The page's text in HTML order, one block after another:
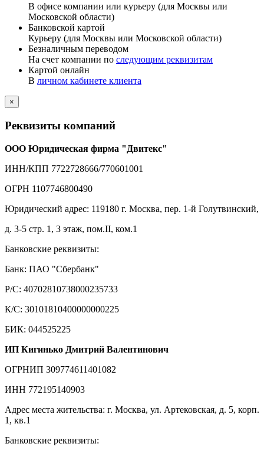
В офисе компании или курьеру (для Москвы или
Московской области)
Банковской картой
Курьеру (для Москвы или Московской области)
Безналичным переводом
На счет компании по следующим реквизитам
Картой онлайн
В личном кабинете клиента
×
Реквизиты компаний
ООО Юридическая фирма "Двитекс"
ИНН/КПП 7722728666/770601001
ОГРН 1107746800490
Юридический адрес: 119180 г. Москва, пер. 1-й Голутвинский,
д. 3-5 стр. 1, 3 этаж, пом.II, ком.1
Банковские реквизиты:
Банк: ПАО "Сбербанк"
Р/С: 40702810738000235733
К/С: 30101810400000000225
БИК: 044525225
ИП Кигинько Дмитрий Валентинович
ОГРНИП 309774611401082
ИНН 772195140903
Адрес места жительства: г. Москва, ул. Артековская, д. 5, корп.
1, кв.1
Банковские реквизиты: